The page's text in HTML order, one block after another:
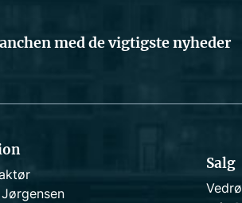
med de vigtigste nyheder
Salg